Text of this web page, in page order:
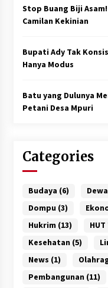
Stop Buang Biji
Camilan Kekinian
Bupati Ady Tak
Hanya Modus
Batu yang Dulunya
Petani Desa Mpuri
Categories
Budaya (6)
Dompu (3)
Hukrim (13) HUT
Kesehatan (5)
News (1)
Pembangunan (11)